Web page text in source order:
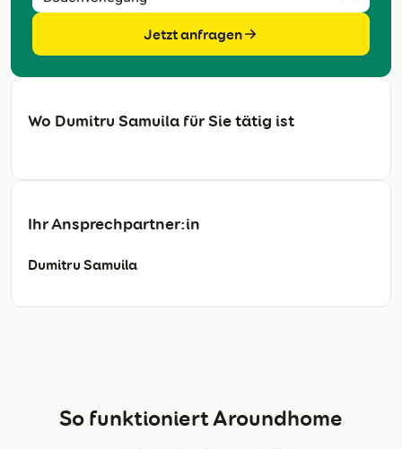
Jetzt anfragen
Wo Dumitru Samuila für Sie tätig ist
Ihr Ansprechpartner:in
Dumitru Samuila
So funktioniert Aroundhome